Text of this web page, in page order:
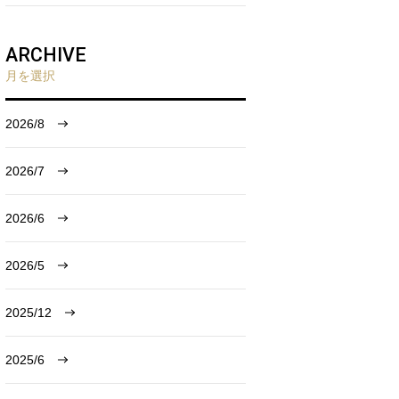
ARCHIVE
月を選択
2026/8
2026/7
2026/6
2026/5
2025/12
2025/6